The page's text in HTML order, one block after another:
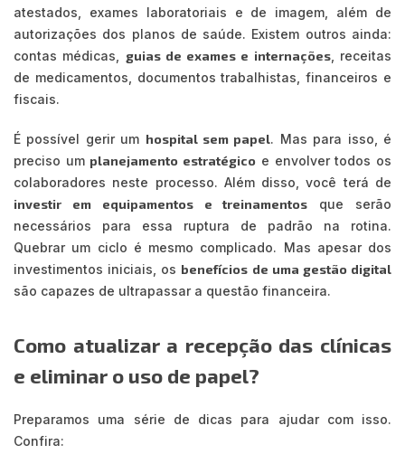
atestados, exames laboratoriais e de imagem, além de
autorizações dos planos de saúde. Existem outros ainda:
contas médicas, guias de exames e internações, receitas
de medicamentos, documentos trabalhistas, financeiros e
fiscais.
É possível gerir um hospital sem papel. Mas para isso, é
preciso um planejamento estratégico e envolver todos os
colaboradores neste processo. Além disso, você terá de
investir em equipamentos e treinamentos que serão
necessários para essa ruptura de padrão na rotina.
Quebrar um ciclo é mesmo complicado. Mas apesar dos
investimentos iniciais, os benefícios de uma gestão digital
são capazes de ultrapassar a questão financeira.
Como atualizar a recepção das clínicas
e eliminar o uso de papel?
Preparamos uma série de dicas para ajudar com isso.
Confira: